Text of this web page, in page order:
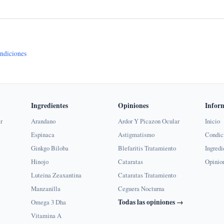
Ingredientes
Arandano
Espinaca
Ginkgo Biloba
Hinojo
Luteina Zeaxantina
Manzanilla
Omega 3 Dha
Vitamina A
Opiniones
Ardor Y Picazon Ocular
Astigmatismo
Blefaritis Tratamiento
Cataratas
Cataratas Tratamiento
Ceguera Nocturna
Todas las opiniones →
Inicio